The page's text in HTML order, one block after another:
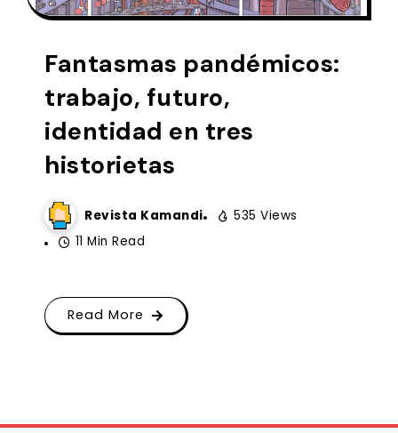
Fantasmas pandémicos:
trabajo, futuro,
identidad en tres
historietas
Revista Kamandi
535 Views
11 Min Read
Read More